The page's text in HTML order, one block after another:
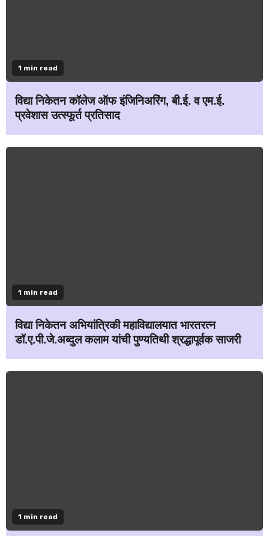
1 min read
विद्या निकेतन कॉलेज ऑफ इंजिनिअरिंग, बी.ई. व एम.ई.
प्रवेशास उत्स्फूर्त प्रतिसाद
1 min read
विद्या निकेतन अभियांत्रिकी महाविद्यालयात भारतरत्न
डॉ.ए.पी.जे.अब्दुल कलाम यांची पुण्यतिथी श्रद्धापूर्वक साजरी
1 min read